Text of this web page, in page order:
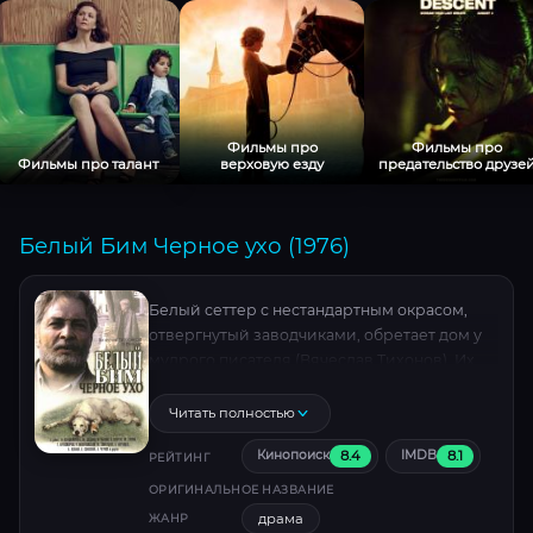
Фильмы про талант
Фильмы про
верховую езду
Фильмы про
предательство
Белый Бим Черное ухо (1976)
Белый сеттер с нестандартным окрасом,
отвергнутый заводчиками, обретает дом у
госпитализируют. Пёс прорывается сквозь
закрытую дверь в холодный мир, где
столкнётся с человеческой жестокостью и
редкой добротой. Скитаясь по улицам, он
видит мир через призму собачьего
Читать полностью
РЕЙТИНГ Кинопоиск 8.4 IMDB 8.1
ОРИГИНАЛЬНОЕ НАЗВАНИЕ
ЖАНР драма